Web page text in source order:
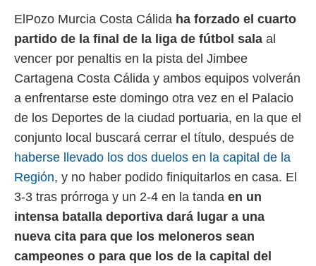
y
disponible
de
ElPozo Murcia Costa Cálida ha forzado el cuarto
partido de la final de la liga de fútbol sala al
vencer por penaltis en la pista del Jimbee
Cartagena Costa Cálida y ambos equipos volverán
a enfrentarse este domingo otra vez en el Palacio
de los Deportes de la ciudad portuaria, en la que el
conjunto local buscará cerrar el título, después de
haberse llevado los dos duelos en la capital de la
Región, y no haber podido finiquitarlos en casa. El
3-3 tras prórroga y un 2-4 en la tanda en un
intensa batalla deportiva dará lugar a una
nueva cita para que los meloneros sean
campeones o para que los de la capital del